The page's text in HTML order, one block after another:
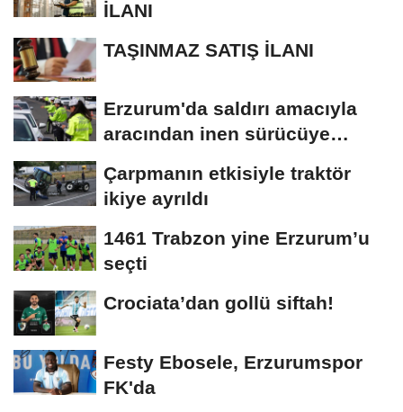
İLANI
TAŞINMAZ SATIŞ İLANI
Erzurum'da saldırı amacıyla
aracından inen sürücüye
Çarpmanın etkisiyle traktör
ikiye ayrıldı
1461 Trabzon yine Erzurum’u
seçti
Crociata’dan gollü siftah!
Festy Ebosele, Erzurumspor
FK'da